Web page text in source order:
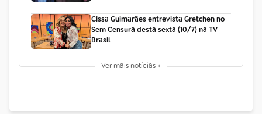
Cissa Guimarães entrevista Gretchen no
Sem Censura desta sexta (10/7) na TV
Brasil
Ver mais notícias +